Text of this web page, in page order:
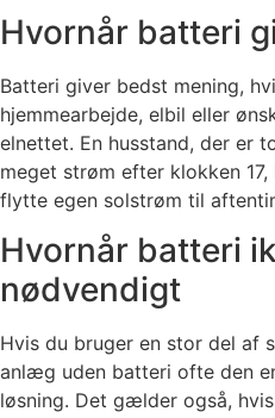
Hvornår batteri
Batteri giver bedst mening,
hjemmearbejde, elbil eller
elnettet. En husstand, der er
meget strøm efter klokken
flytte egen solstrøm til
Hvornår batteri
nødvendigt
Hvis du bruger en stor del af
anlæg uden batteri ofte den
løsning. Det gælder også,